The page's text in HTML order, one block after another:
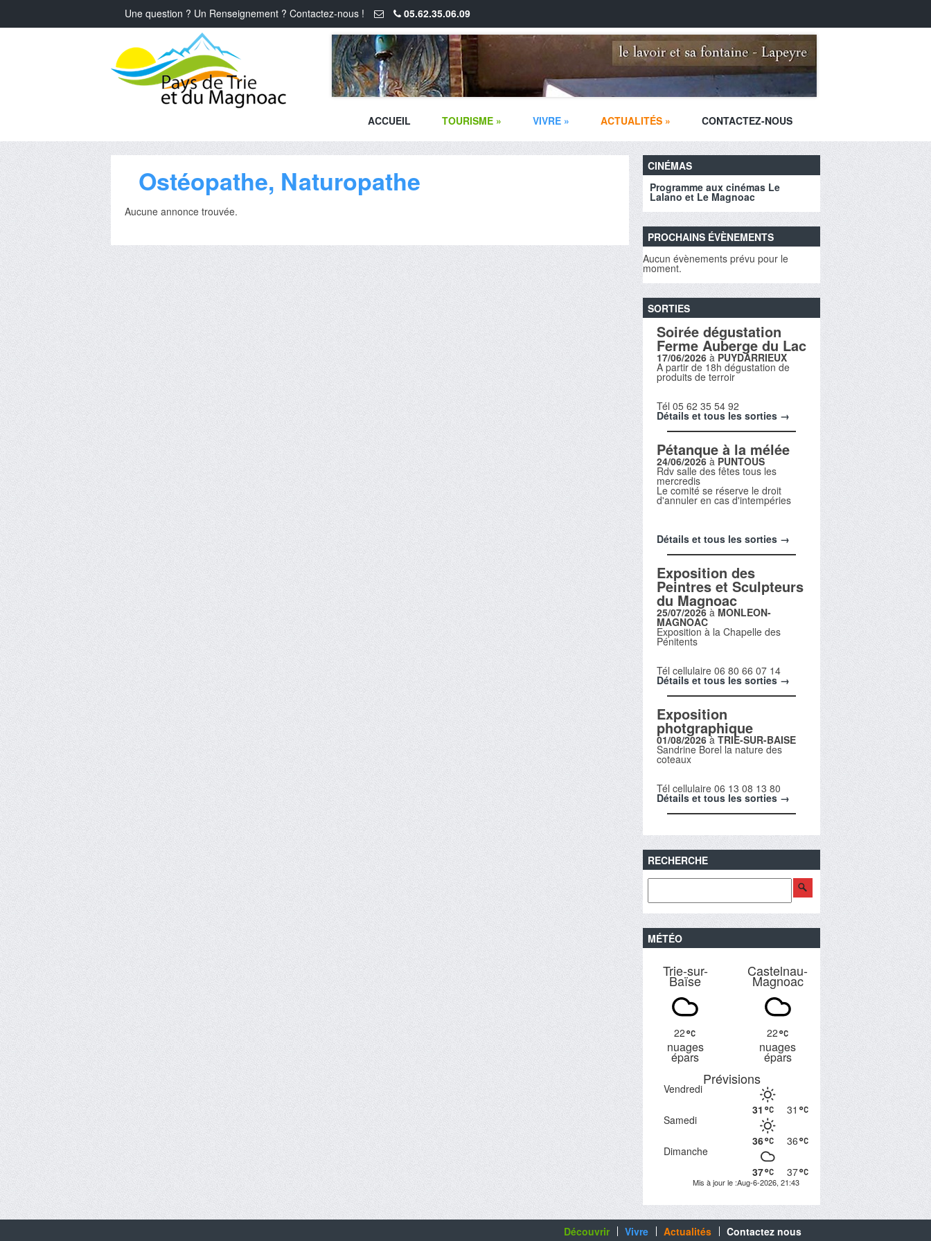
Une question ? Un Renseignement ? Contactez-nous ! 05.62.35.06.09
ACCUEIL TOURISME » VIVRE » ACTUALITÉS » CONTACTEZ-NOUS
Ostéopathe, Naturopathe
Aucune annonce trouvée.
CINÉMAS
Programme aux cinémas Le
Lalano et Le Magnoac
PROCHAINS ÉVÈNEMENTS
Aucun évènements prévu pour le
moment.
SORTIES
Soirée dégustation
Ferme Auberge du Lac
17/06/2026 à PUYDARRIEUX
A partir de 18h dégustation de
produits de terroir
Tél 05 62 35 54 92
Détails et tous les sorties →
Pétanque à la mélée
24/06/2026 à PUNTOUS
Rdv salle des fêtes tous les
mercredis
Le comité se réserve le droit
d'annuler en cas d'intempéries
Détails et tous les sorties →
Exposition des
Peintres et Sculpteurs
du Magnoac
25/07/2026 à MONLEON-
MAGNOAC
Exposition à la Chapelle des
Pénitents
Tél cellulaire 06 80 66 07 14
Détails et tous les sorties →
Exposition
photgraphique
01/08/2026à TRIE-SUR-BAISE
Sandrine Borel la nature des
coteaux
Tél cellulaire 06 13 08 13 80
Détails et tous les sorties →
RECHERCHE
MÉTÉO
Trie-sur-
Baïse
22
nuages
épars
Castelnau-
Magnoac
22
nuages
épars
Prévisions
Vendredi
31
31
Samedi
36
36
Dimanche
37
37
Mis à jour le :Aug-6-2026, 21:43
Découvrir Vivre Actualités Contactez nous